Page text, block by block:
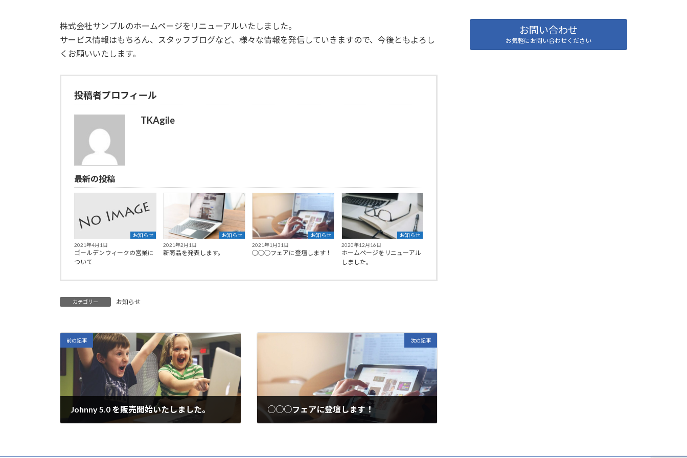
株式会社サンプルのホームページをリニューアルいたしました。
サービス情報はもちろん、スタッフブログなど、様々な情報を発信していきますので、今後ともよろし
くお願いいたします。
投稿者プロフィール
TKAgile
最新の投稿
お知らせ
2021年4月1日
ゴールデンウィークの営業に
ついて
お知らせ
2021年2月1日
新商品を発表します。
お知らせ
2021年1月31日
○○○フェアに登壇します！
お知らせ
2020年12月16日
ホームページをリニューアル
しました。
カテゴリー お知らせ
前の記事
Johnny 5.0 を販売開始いたしました。
次の記事
○○○フェアに登壇します！
お問い合わせ
お気軽にお問い合わせください